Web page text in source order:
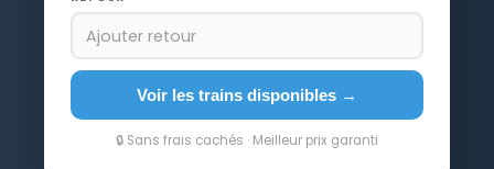
Ajouter retour
Voir les trains disponibles →
🔒 Sans frais cachés · Meilleur prix garanti